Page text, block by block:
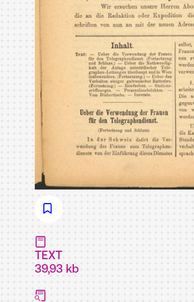
TEXT
39,93 kb